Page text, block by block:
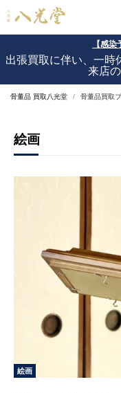
【感
出張買取に伴い、一時
来店
骨董品 買取八光堂 骨董品買取
絵画
絵画